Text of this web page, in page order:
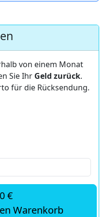
von einem Monat
Sie Ihr Geld zurück.
für die Rücksendung.
€
Warenkorb